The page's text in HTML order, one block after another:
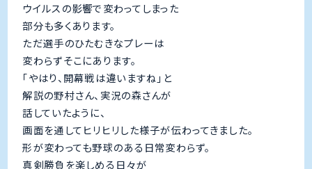
ウイルスの影響で変わってしまった
部分も多くあります。
ただ選手のひたむきなプレーは
変わらずそこにあります。
「やはり、開幕戦は違いますね」と
解説の野村さん、実況の森さんが
話していたように、
画面を通してヒリヒリした様子が伝わってきました。
形が変わっても野球のある日常変わらず。
真剣勝負を楽しめる日々が